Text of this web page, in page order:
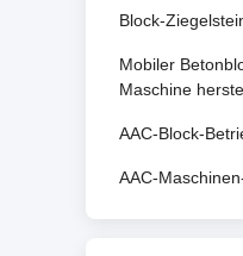
Block-
Mobiler
Maschine
AAC-Block-
AAC-